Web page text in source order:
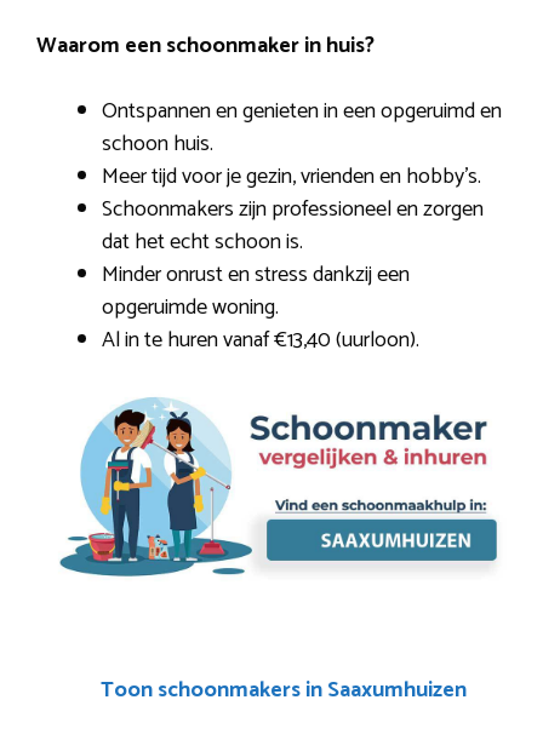
Waarom een schoonmaker in huis?
Ontspannen en genieten in een opgeruimd en
schoon huis.
Meer tijd voor je gezin, vrienden en hobby’s.
Schoonmakers zijn professioneel en zorgen
dat het echt schoon is.
Minder onrust en stress dankzij een
opgeruimde woning.
Al in te huren vanaf €13,40 (uurloon).
Toon schoonmakers in Saaxumhuizen